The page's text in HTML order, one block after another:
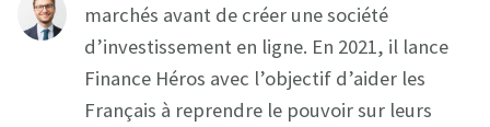
marchés avant de créer une société
d’investissement en ligne. En 2021, il lance
Finance Héros avec l’objectif d’aider les
Français à reprendre le pouvoir sur leurs